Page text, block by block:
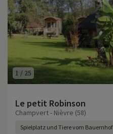
1 / 25
Le petit Robinson
Champvert - Nièvre (58)
Spielplatz und Tiere vom Bauernhof